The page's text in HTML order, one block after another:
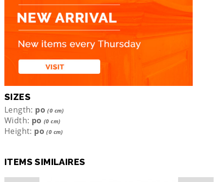
SIZES
Length: po(0 cm)
Width: po (0 cm)
Height: po(0 cm)
ITEMS SIMILAIRES